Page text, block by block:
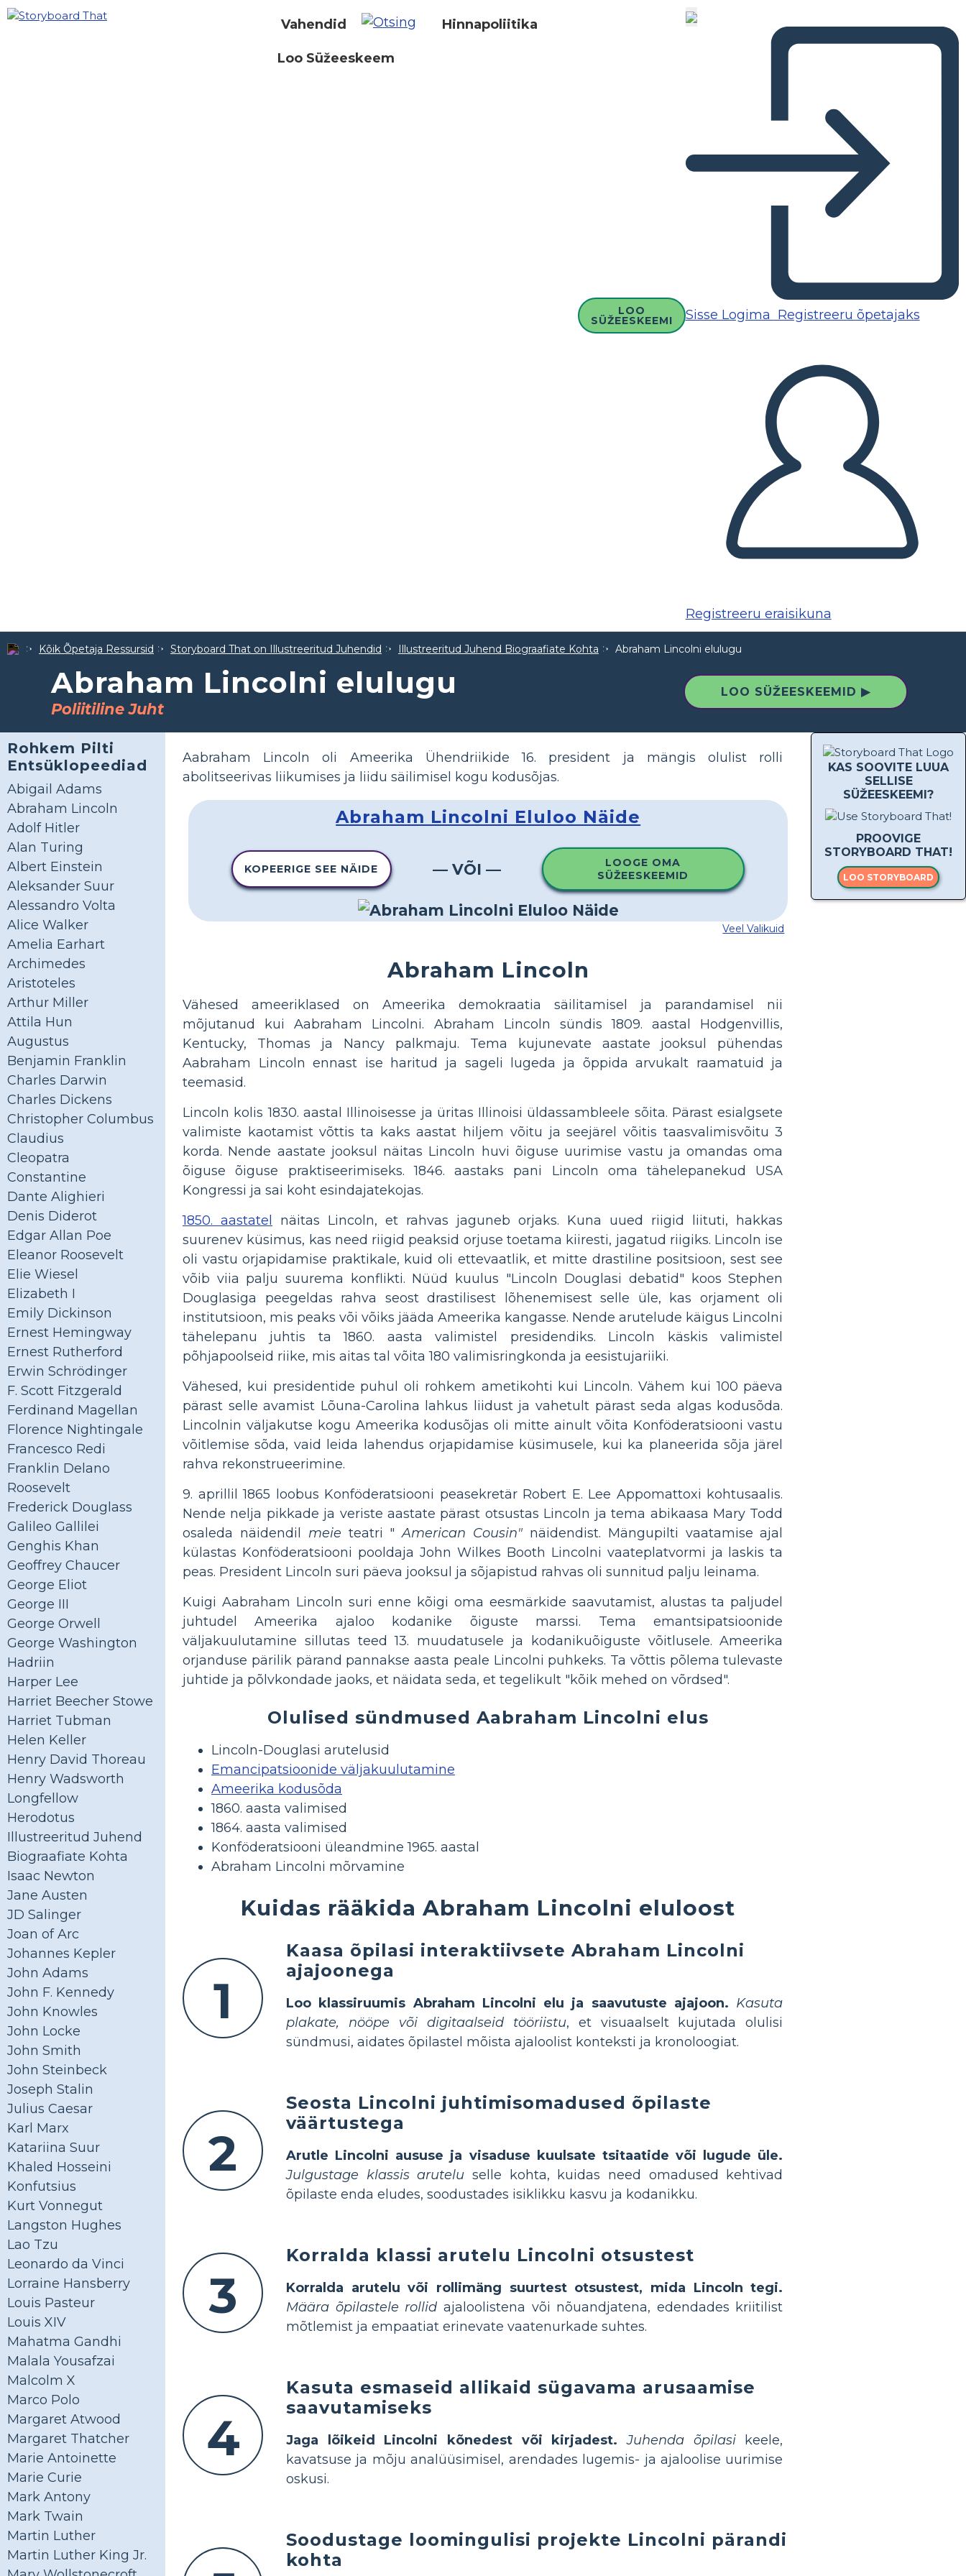
Vahendid Hinnapoliitika
Loo Süžeeskeem
LOO
SÜŽEESKEEMI Sisse Logima Registreeru õpetajaks
Registreeru eraisikuna
Kõik Õpetaja Ressursid Storyboard That on Illustreeritud Juhendid Illustreeritud Juhend Biograafiate Kohta Abraham Lincolni elulugu
Abraham Lincolni elulugu
Poliitiline Juht
LOO SÜŽEESKEEMID ▶
Rohkem Pilti
Entsüklopeediad
Abigail Adams
Abraham Lincoln
Adolf Hitler
Alan Turing
Albert Einstein
Aleksander Suur
Alessandro Volta
Alice Walker
Amelia Earhart
Archimedes
Aristoteles
Arthur Miller
Attila Hun
Augustus
Benjamin Franklin
Charles Darwin
Charles Dickens
Christopher Columbus
Claudius
Cleopatra
Constantine
Dante Alighieri
Denis Diderot
Edgar Allan Poe
Eleanor Roosevelt
Elie Wiesel
Elizabeth I
Emily Dickinson
Ernest Hemingway
Ernest Rutherford
Erwin Schrödinger
F. Scott Fitzgerald
Ferdinand Magellan
Florence Nightingale
Francesco Redi
Franklin Delano
Roosevelt
Frederick Douglass
Galileo Gallilei
Genghis Khan
Geoffrey Chaucer
George Eliot
George III
George Orwell
George Washington
Hadriin
Harper Lee
Harriet Beecher Stowe
Harriet Tubman
Helen Keller
Henry David Thoreau
Henry Wadsworth
Longfellow
Herodotus
Illustreeritud Juhend
Biograafiate Kohta
Isaac Newton
Jane Austen
JD Salinger
Joan of Arc
Johannes Kepler
John Adams
John F. Kennedy
John Knowles
John Locke
John Smith
John Steinbeck
Joseph Stalin
Julius Caesar
Karl Marx
Katariina Suur
Khaled Hosseini
Konfutsius
Kurt Vonnegut
Langston Hughes
Lao Tzu
Leonardo da Vinci
Lorraine Hansberry
Louis Pasteur
Louis XIV
Mahatma Gandhi
Malala Yousafzai
Malcolm X
Marco Polo
Margaret Atwood
Margaret Thatcher
Marie Antoinette
Marie Curie
Mark Antony
Mark Twain
Martin Luther
Martin Luther King Jr.
KAS SOOVITE LUUA
SELLISE
SÜŽEESKEEMI?
PROOVIGE
STORYBOARD THAT!
LOO STORYBOARD
Aabraham Lincoln oli Ameerika Ühendriikide 16. president ja mängis olulist rolli
abolitseerivas liikumises ja liidu säilimisel kogu kodusõjas.
Abraham Lincolni Eluloo Näide
KOPEERIGE SEE NÄIDE — VÕI —
LOOGE OMA
SÜŽEESKEEMID
Veel Valikuid
Abraham Lincoln
Vähesed ameeriklased on Ameerika demokraatia säilitamisel ja parandamisel nii
mõjutanud kui Aabraham Lincolni. Abraham Lincoln sündis 1809. aastal Hodgenvillis,
Kentucky, Thomas ja Nancy palkmaju. Tema kujunevate aastate jooksul pühendas
Aabraham Lincoln ennast ise haritud ja sageli lugeda ja õppida arvukalt raamatuid ja
teemasid.
Lincoln kolis 1830. aastal Illinoisesse ja üritas Illinoisi üldassambleele sõita. Pärast esialgsete
valimiste kaotamist võttis ta kaks aastat hiljem võitu ja seejärel võitis taasvalimisvõitu 3
korda. Nende aastate jooksul näitas Lincoln huvi õiguse uurimise vastu ja omandas oma
õiguse õiguse praktiseerimiseks. 1846. aastaks pani Lincoln oma tähelepanekud USA
Kongressi ja sai koht esindajatekojas.
1850. aastatel
näitas Lincoln, et rahvas jaguneb orjaks. Kuna uued riigid liituti, hakkas
suurenev küsimus, kas need riigid peaksid orjuse toetama kiiresti, jagatud riigiks. Lincoln ise
oli vastu orjapidamise praktikale, kuid oli ettevaatlik, et mitte drastiline positsioon, sest see
võib viia palju suurema konflikti. Nüüd kuulus "Lincoln Douglasi debatid" koos Stephen
Douglasiga peegeldas rahva seost drastilisest lõhenemisest selle üle, kas orjament oli
institutsioon, mis peaks või võiks jääda Ameerika kangasse. Nende arutelude käigus Lincolni
tähelepanu juhtis ta 1860. aasta valimistel presidendiks. Lincoln käskis valimistel
põhjapoolseid riike, mis aitas tal võita 180 valimisringkonda ja eesistujariiki.
Vähesed, kui presidentide puhul oli rohkem ametikohti kui Lincoln. Vähem kui 100 päeva
pärast selle avamist Lõuna-Carolina lahkus liidust ja vahetult pärast seda algas kodusõda.
Lincolnin väljakutse kogu Ameerika kodusõjas oli mitte ainult võita Konföderatsiooni vastu
võitlemise sõda, vaid leida lahendus orjapidamise küsimusele, kui ka planeerida sõja järel
rahva rekonstrueerimine.
9. aprillil 1865 loobus Konföderatsiooni peasekretär Robert E. Lee Appomattoxi kohtusaalis.
Nende nelja pikkade ja veriste aastate pärast otsustas Lincoln ja tema abikaasa Mary Todd
osaleda näidendil meie teatri "American Cousin" näidendist. Mängupilti vaatamise ajal
külastas Konföderatsiooni pooldaja John Wilkes Booth Lincolni vaateplatvormi ja laskis ta
peas. President Lincoln suri päeva jooksul ja sõjapistud rahvas oli sunnitud palju leinama.
Kuigi Aabraham Lincoln suri enne kõigi oma eesmärkide saavutamist, alustas ta paljudel
juhtudel Ameerika ajaloo kodanike õiguste marssi. Tema emantsipatsioonide
väljakuulutamine sillutas teed 13. muudatusele ja kodanikuõiguste võitlusele. Ameerika
orjanduse pärilik pärand pannakse aasta peale Lincolni puhkeks. Ta võttis põlema tulevaste
juhtide ja põlvkondade jaoks, et näidata seda, et tegelikult "kõik mehed on võrdsed".
Olulised sündmused Aabraham Lincolni elus
Lincoln-Douglasi arutelusid
Emancipatsioonide väljakuulutamine
Ameerika kodusõda
1860. aasta valimised
1864. aasta valimised
Konföderatsiooni üleandmine 1965. aastal
Abraham Lincolni mõrvamine
Kuidas rääkida Abraham Lincolni eluloost
1
Kaasa õpilasi interaktiivsete Abraham Lincolni
ajajoonega
Loo klassiruumis Abraham Lincolni elu ja saavutuste ajajoon. Kasuta
plakate, nööpe või digitaalseid tööriistu, et visuaalselt kujutada olulisi
sündmusi, aidates õpilastel mõista ajaloolist konteksti ja kronoloogiat.
2
Seosta Lincolni juhtimisomadused õpilaste
väärtustega
Arutle Lincolni aususe ja visaduse kuulsate tsitaatide või lugude üle.
Julgustage klassis arutelu selle kohta, kuidas need omadused kehtivad
õpilaste enda eludes, soodustades isiklikku kasvu ja kodanikku.
3
Korralda klassi arutelu Lincolni otsustest
Korralda arutelu või rollimäng suurtest otsustest, mida Lincoln tegi.
Määra õpilastele rollid ajaloolistena või nõuandjatena, edendades kriitilist
mõtlemist ja empaatiat erinevate vaatenurkade suhtes.
4
Kasuta esmaseid allikaid sügavama arusaamise
saavutamiseks
Jaga lõikeid Lincolni kõnedest või kirjadest. Juhenda õpilasikeele,
kavatsuse ja mõju analüüsimisel, arendades lugemis- ja ajaloolise uurimise
oskusi.
Soodustage loomingulisi projekte Lincolni pärandi
kohta